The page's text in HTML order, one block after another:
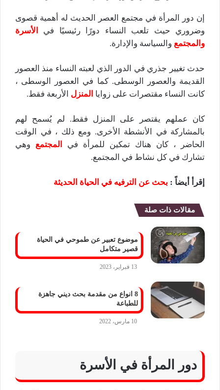
إن دور المرأة في مجتمع العصر الحديث له أهمية قصوى
وضروري حيث تلعب النساء دورًا رئيسيًا في
الأسرة
والمجتمع والسياسة والإدارة.
حدث تغيير جذري في الدور الذي لعبته النساء منذ العصور
القديمة والعصور الوسطى. كما في العصور الوسطى ،
كانت النساء مقتصرات على زوايا المنزل الأربعة فقط.
كان عملهم يقتصر على المنزل فقط. لم يُسمح لهم
بالمشاركة في الأنشطة الأخرى. ومع ذلك ، في الوقت
الحاضر ، كان هناك تمكين للمرأة في
المجتمع وهي
تشارك في كل نشاط في المجتمع.
إقرأ أيضاً : بحث عن الترفيه في الحياة الحديثة
مقالات ذات صلة
موضوع تعبير عن طموحي في الحياة
قصير متكامل
13 فبراير، 2023
8 انواع من مقدمة بحث ديني جاهزة
للطباعة
10 مارس، 2022
دور المرأة في الأسرة